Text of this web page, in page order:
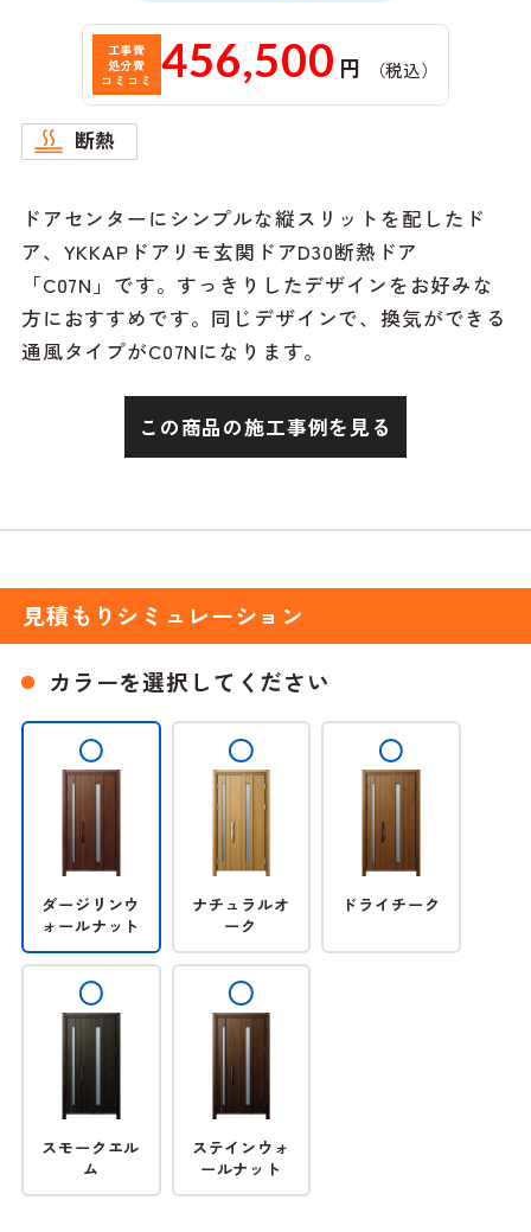
工事費
処分費
コミコミ
456,500 円 （税込）
断熱
ドアセンターにシンプルな縦スリットを配したド
ア、YKKAPドアリモ玄関ドアD30断熱ドア
「C07N」です。すっきりしたデザインをお好みな
方におすすめです。同じデザインで、換気ができる
通風タイプがC07Nになります。
この商品の施工事例を見る
見積もりシミュレーション
カラーを選択してください
ダージリンウ
ォールナット
ナチュラルオ
ーク
ドライチーク
スモークエル
ム
ステインウォ
ールナット